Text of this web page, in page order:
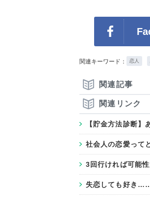
関連キーワード： 恋人
関連記事
関連リンク
【貯金方法診断】
社会人の恋愛って
3回行ければ可能
失恋しても好き……